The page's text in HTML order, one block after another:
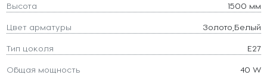
Высота 1500 мм
Цвет арматуры Золото,Белый
Тип цоколя E27
Общая мощность 40 W